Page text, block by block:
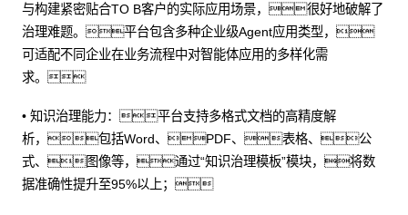
与构建紧密贴合TO B客户的实际应用场景，很好地破解了
治理难题。平台包含多种企业级Agent应用类型，
可适配不同企业在业务流程中对智能体应用的多样化需
求。
• 知识治理能力：平台支持多格式文档的高精度解
析，包括Word、PDF、表格、公
式、图像等，通过“知识治理模板”模块，将数
据准确性提升至95%以上；